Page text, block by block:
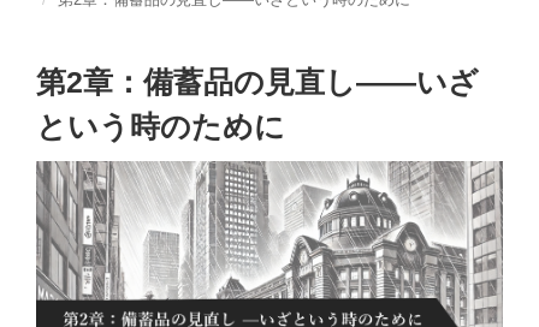
第2章：備蓄品の見直し——いざ
という時のために